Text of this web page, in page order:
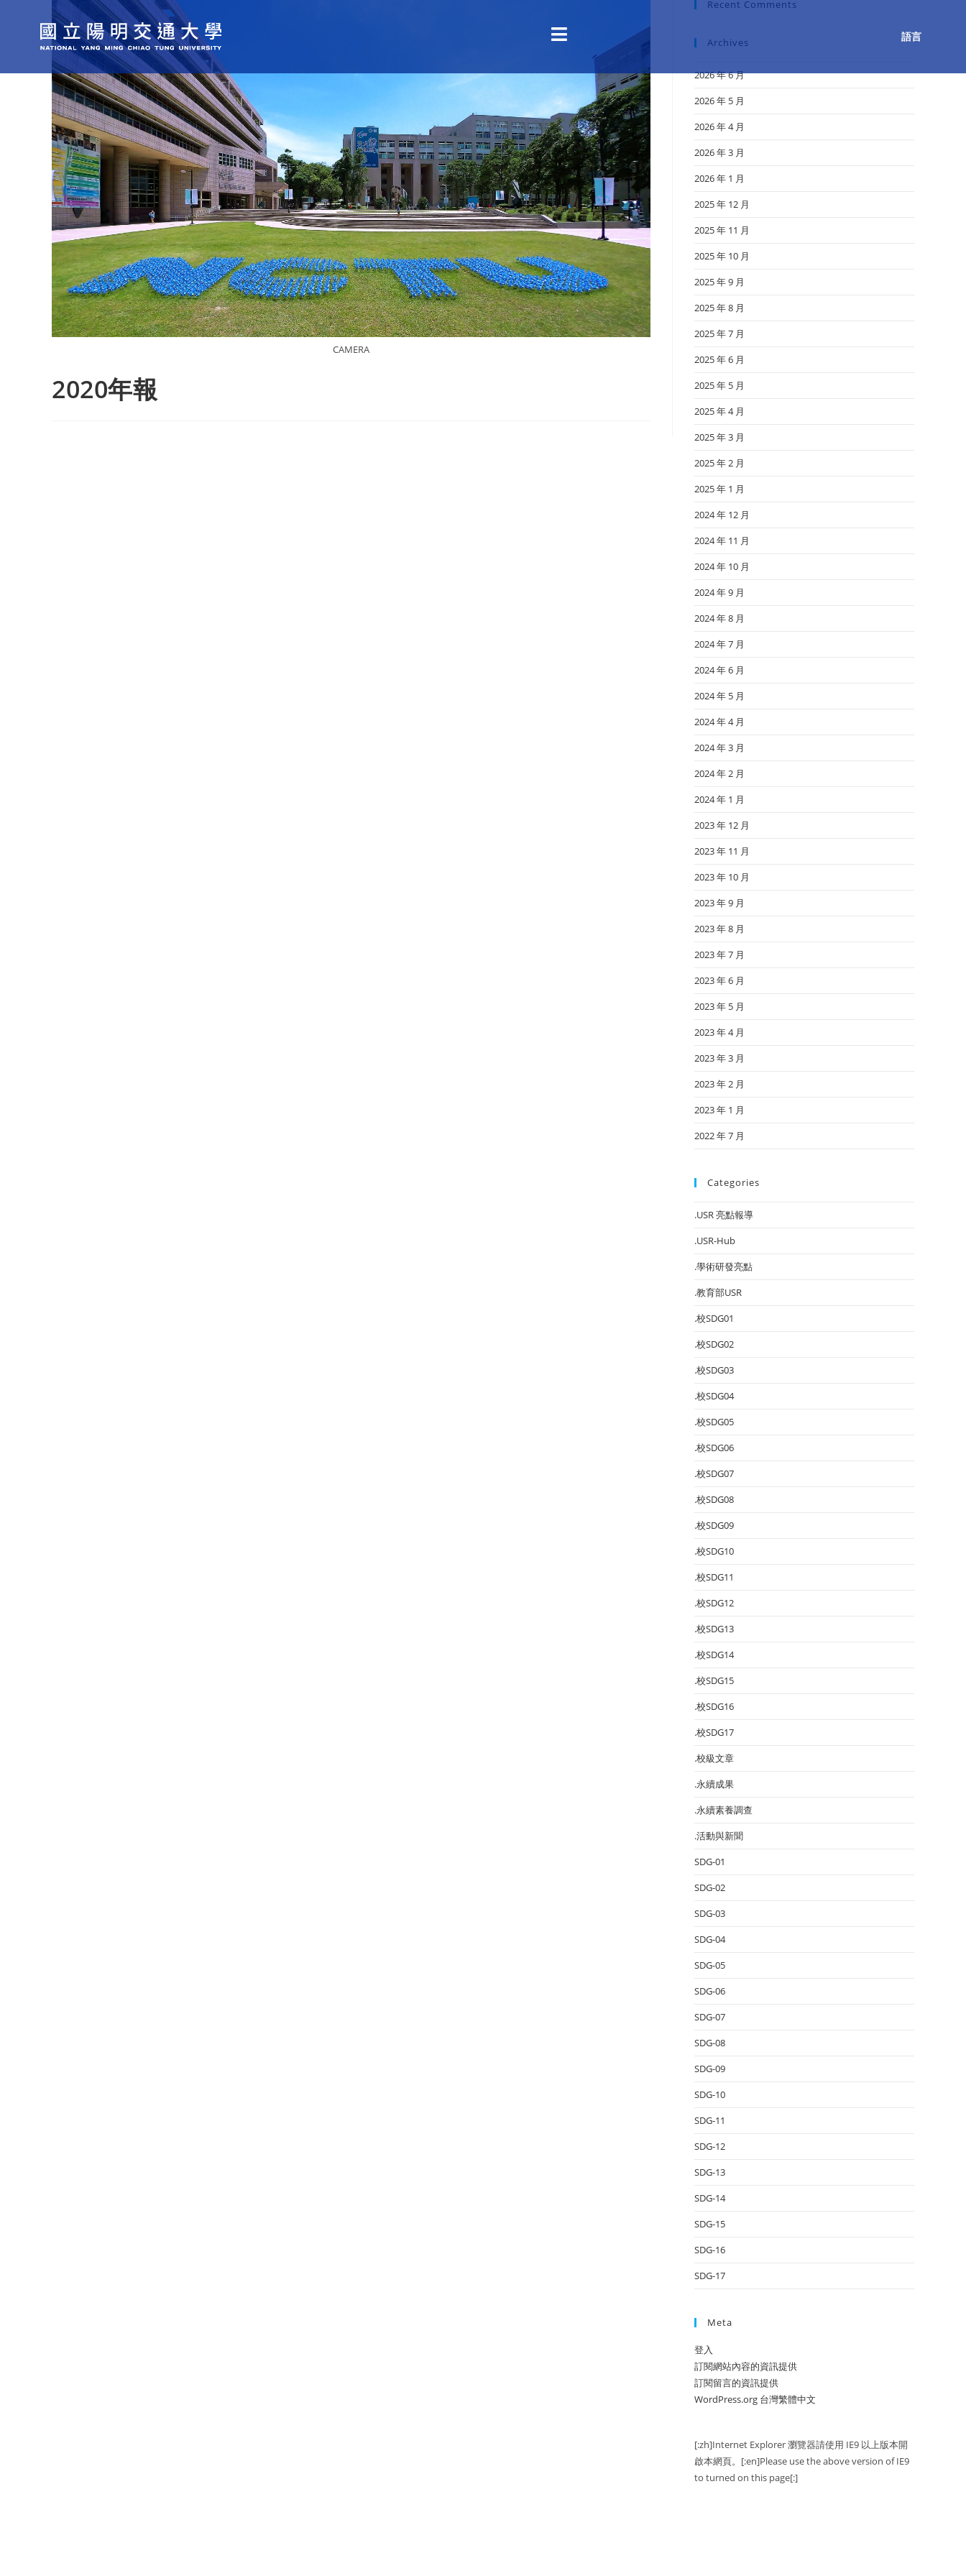
語言
CAMERA
2020年報
Recent Comments
Archives
2026 年 6 月
2026 年 5 月
2026 年 4 月
2026 年 3 月
2026 年 1 月
2025 年 12 月
2025 年 11 月
2025 年 10 月
2025 年 9 月
2025 年 8 月
2025 年 7 月
2025 年 6 月
2025 年 5 月
2025 年 4 月
2025 年 3 月
2025 年 2 月
2025 年 1 月
2024 年 12 月
2024 年 11 月
2024 年 10 月
2024 年 9 月
2024 年 8 月
2024 年 7 月
2024 年 6 月
2024 年 5 月
2024 年 4 月
2024 年 3 月
2024 年 2 月
2024 年 1 月
2023 年 12 月
2023 年 11 月
2023 年 10 月
2023 年 9 月
2023 年 8 月
2023 年 7 月
2023 年 6 月
2023 年 5 月
2023 年 4 月
2023 年 3 月
2023 年 2 月
2023 年 1 月
2022 年 7 月
Categories
.USR 亮點報導
.USR-Hub
.學術研發亮點
.教育部USR
.校SDG01
.校SDG02
.校SDG03
.校SDG04
.校SDG05
.校SDG06
.校SDG07
.校SDG08
.校SDG09
.校SDG10
.校SDG11
.校SDG12
.校SDG13
.校SDG14
.校SDG15
.校SDG16
.校SDG17
.校級文章
.永續成果
.永續素養調查
.活動與新聞
SDG-01
SDG-02
SDG-03
SDG-04
SDG-05
SDG-06
SDG-07
SDG-08
SDG-09
SDG-10
SDG-11
SDG-12
SDG-13
SDG-14
SDG-15
SDG-16
SDG-17
Meta
登入
訂閱網站內容的資訊提供
訂閱留言的資訊提供
WordPress.org 台灣繁體中文
[:zh]Internet Explorer 瀏覽器請使用 IE9 以上版本開
啟本網頁。[:en]Please use the above version of IE9
to turned on this page[:]